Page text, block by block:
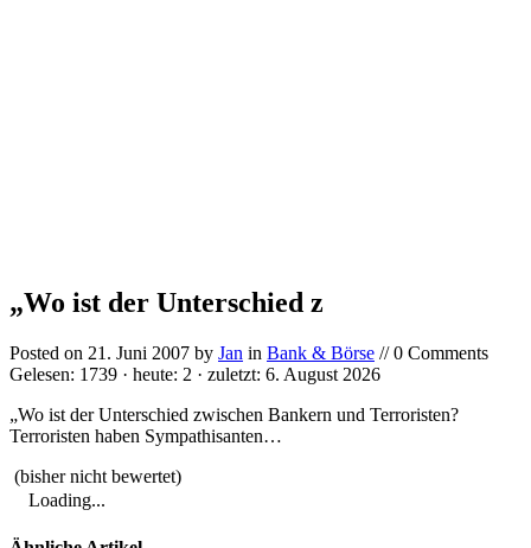
„Wo ist der Unterschied z
Posted on 21. Juni 2007 by Jan in Bank & Börse // 0 Comments
Gelesen: 1739 · heute: 2 · zuletzt: 6. August 2026
„Wo ist der Unterschied zwischen Bankern und Terroristen?
Terroristen haben Sympathisanten…
(bisher nicht bewertet)
Loading...